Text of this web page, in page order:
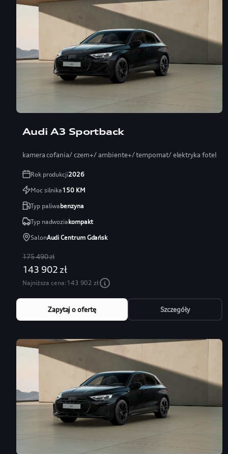
Audi A3 Sportback
kamera cofania/ czern+/ ambiente+/ tempomat/ elektryka fotel
Rok produkcji2026
Moc silnika150KM
Typ paliwabenzyna
Typ nadwoziakompakt
SalonAudi Centrum Gdańsk
175 490 zł
143 902 zł
Najniższa cena:143 902 zł
Zapytaj o ofertę Szczegóły